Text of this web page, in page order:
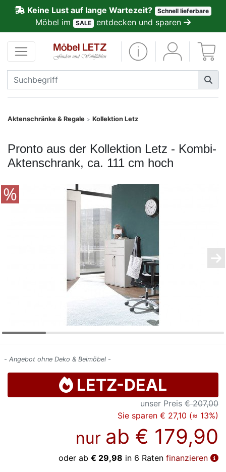
Keine Lust auf lange Wartezeit? Schnell lieferbare
Möbel im SALE entdecken und sparen
Aktenschränke & Regale > Kollektion Letz
Pronto aus der Kollektion Letz - Kombi-
Aktenschrank, ca. 111 cm hoch
- Angebot ohne Deko & Beimöbel -
LETZ-DEAL
unser Preis € 207,00
Sie sparen € 27,10 (≈ 13%)
nur ab € 179,90
oder ab € 29,98 in 6 Raten finanzieren
Kundenmeinungen
Anmelden
PREMIUM
Schnell
SALE
Polsterplaner
Deals